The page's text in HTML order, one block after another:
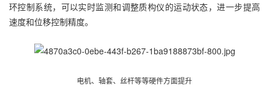
环控制系统，可以实时监测和调整质构仪的运动状态，进一步提高
速度和位移控制精度。
电机、轴套、丝杆等等硬件方面提升